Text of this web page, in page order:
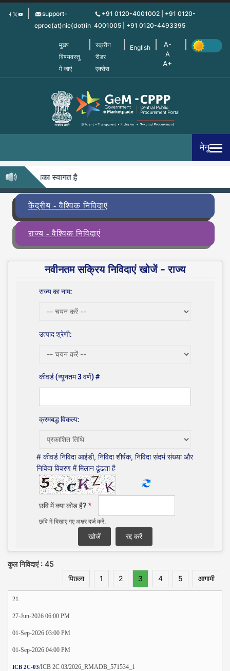
Skip
support-
eproc(at)nic(dot)in
+91 0120-4001002 | +91 0120-
4001005 | +91 0120-4493395
मुख्य
विषयवस्तु
में जाएं
स्क्रीन
रीडर
एक्सेस
English
मेनू
में आपका स्वागत है
केंद्रीय - वैश्विक निविदाएं
राज्य - वैश्विक निविदाएं
नवीनतम सक्रिय निविदाएं खोजें - राज्य
राज्य का नाम:
उत्पाद श्रेणी:
कीवर्ड (न्यूनतम 3 वर्ण) #
क्रमबद्ध विकल्प:
# कीवर्ड निविदा आईडी, निविदा शीर्षक, निविदा संदर्भ संख्या और
निविदा विवरण में मिलान ढूंढता है
छवि में क्या कोड है?
छवि में दिखाए गए अक्षर दर्ज करें.
कुल निविदाएं : 45
पिछला
1 2 3 4 5 आगामी
21.
27-Jun-2026 06:00 PM
01-Sep-2026 03:00 PM
01-Sep-2026 04:00 PM
ICB 2C-03/ICB 2C 03/2026_RMADB_571534_1